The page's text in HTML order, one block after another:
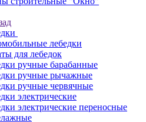
лебедки
для лебедок
ручные барабанные
ручные рычажные
ручные червячные
электрические
электрические переносные